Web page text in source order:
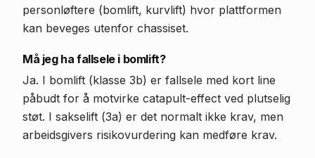
personløftere (bomlift, kurvlift) hvor plattformen
kan beveges utenfor chassiset.
Må jeg ha fallsele i bomlift?
Ja. I bomlift (klasse 3b) er fallsele med kort line
påbudt for å motvirke catapult-effect ved plutselig
støt. I sakselift (3a) er det normalt ikke krav, men
arbeidsgivers risikovurdering kan medføre krav.